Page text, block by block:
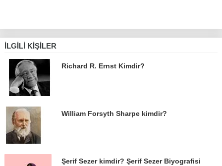
İLGILI KIŞILER
Richard R. Ernst Kimdir?
William Forsyth Sharpe kimdir?
Şerif Sezer kimdir? Şerif Sezer Biyografisi